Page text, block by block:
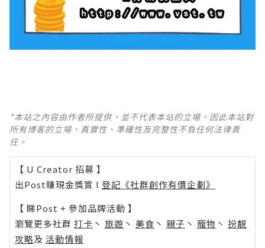
*本站之內容由作者所提供，並不代表本站的立場。因此本站對
所有博客的立場、真實性、準確性及完整性不負任何法律責
任。
【 U Creator 招募 】
出Post賺現金獎賞 l 登記《社群創作有價企劃》
【 睇Post + 參加品牌活動 】
瀏覽更多社群 打卡 丶 旅遊 丶 美食 丶 親子 丶 寵物 丶 扮靚
攻略及 活動情報